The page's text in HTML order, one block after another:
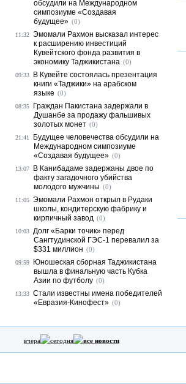
обсудили на Международном
симпозиуме «Создавая
будущее» (0)
11:32 Эмомали Рахмон высказал интерес
к расширению инвестиций
Кувейтского фонда развития в
экономику Таджикистана (0)
09:33
В Кувейте состоялась презентация
книги «Таджики» на арабском
языке (0)
08:35
Граждан Пакистана задержали в
Душанбе за продажу фальшивых
золотых монет (0)
21:41
Будущее человечества обсудили на
Международном симпозиуме
«Создавая будущее» (0)
13:07
В Канибадаме задержаны двое по
факту загадочного убийства
молодого мужчины (0)
11:05 Эмомали Рахмон открыл в Рудаки
школы, кондитерскую фабрику и
кирпичный завод (0)
10:03 Долг «Барки точик» перед
Сангтудинской ГЭС-1 перевалил за
$331 миллион (0)
09:59
Юношеская сборная Таджикистана
вышла в финальную часть Кубка
Азии по футболу (0)
13:33 Стали известны имена победителей
«Евразия-Кинофест» (0)
вчера сегодня все новости